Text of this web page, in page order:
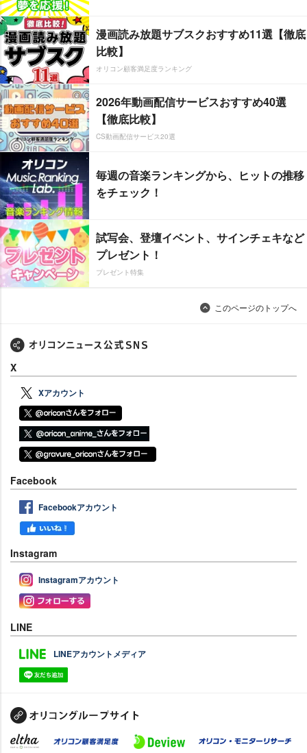
漫画読み放題サブスクおすすめ11選【徹底
比較】
オリコン顧客満足度ランキング
2026年動画配信サービスおすすめ40選
【徹底比較】
CS動画配信サービス20選
毎週の音楽ランキングから、ヒットの推移
をチェック！
試写会、登壇イベント、サインチェキなど
プレゼント！
プレゼント特集
このページのトップへ
X
Xアカウント
Facebook
Facebookアカウント
Instagram
Instagramアカウント
LINE
LINEアカウントメディア